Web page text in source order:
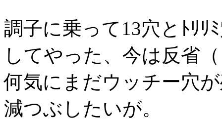
調子に乗って13穴とﾄﾘﾘ
してやった、今は反省
何気にまだウッチー穴
減つぶしたいが。